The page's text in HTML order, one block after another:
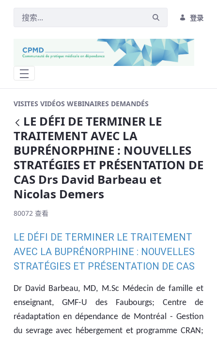
登录
VISITES VIDÉOS WEBINAIRES DEMANDÉS
返回
LE DÉFI DE TERMINER LE
TRAITEMENT AVEC LA
BUPRÉNORPHINE : NOUVELLES
STRATÉGIES ET PRÉSENTATION DE
CAS Drs David Barbeau et
Nicolas Demers
80072 查看
LE DÉFI DE TERMINER LE TRAITEMENT
AVEC LA BUPRÉNORPHINE : NOUVELLES
STRATÉGIES ET PRÉSENTATION DE CAS
Dr David Barbeau, MD, M.Sc Médecin de famille et
enseignant, GMF-U des Faubourgs; Centre de
réadaptation en dépendance de Montréal - Gestion
du sevrage avec hébergement et programme CRAN;